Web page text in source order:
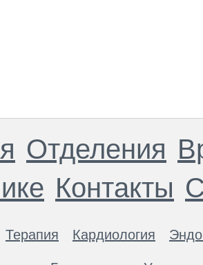
Отделения
Контакты
Терапия Кардиология